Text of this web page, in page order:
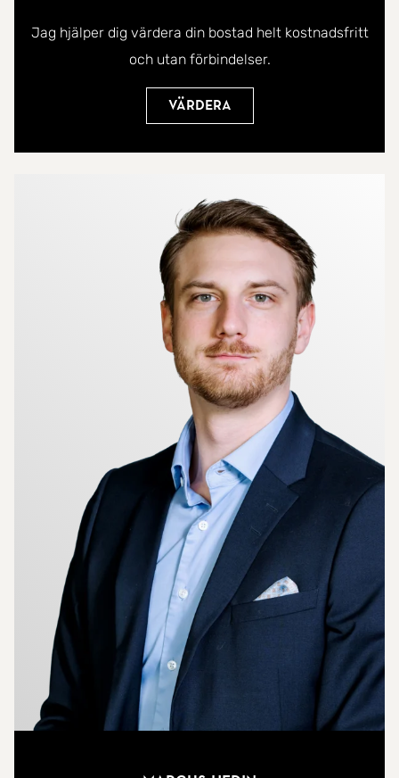
Jag hjälper dig värdera din bostad helt kostnadsfritt
och utan förbindelser.
Värdera